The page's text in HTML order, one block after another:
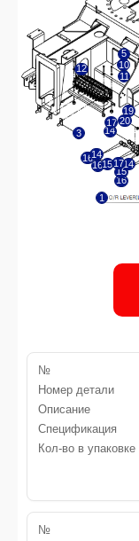
16
16
15
15 14
6
17
1
№
Номер детали
Описание
Спецификация
Кол-во в упаковке
№